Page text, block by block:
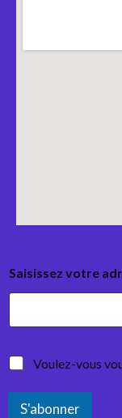
Saisissez votre
Voulez-vous
S'abonner